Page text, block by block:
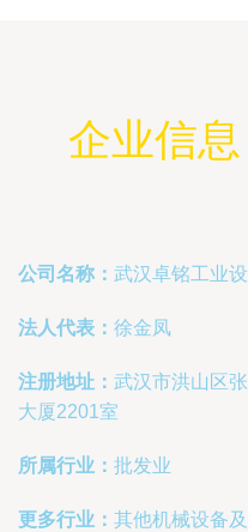
企业信
公司名称： 武汉卓铭工业
法人代表： 徐金凤
注册地址： 武汉市洪山区
大厦2201室
所属行业： 批发业
更多行业： 其他机械设备